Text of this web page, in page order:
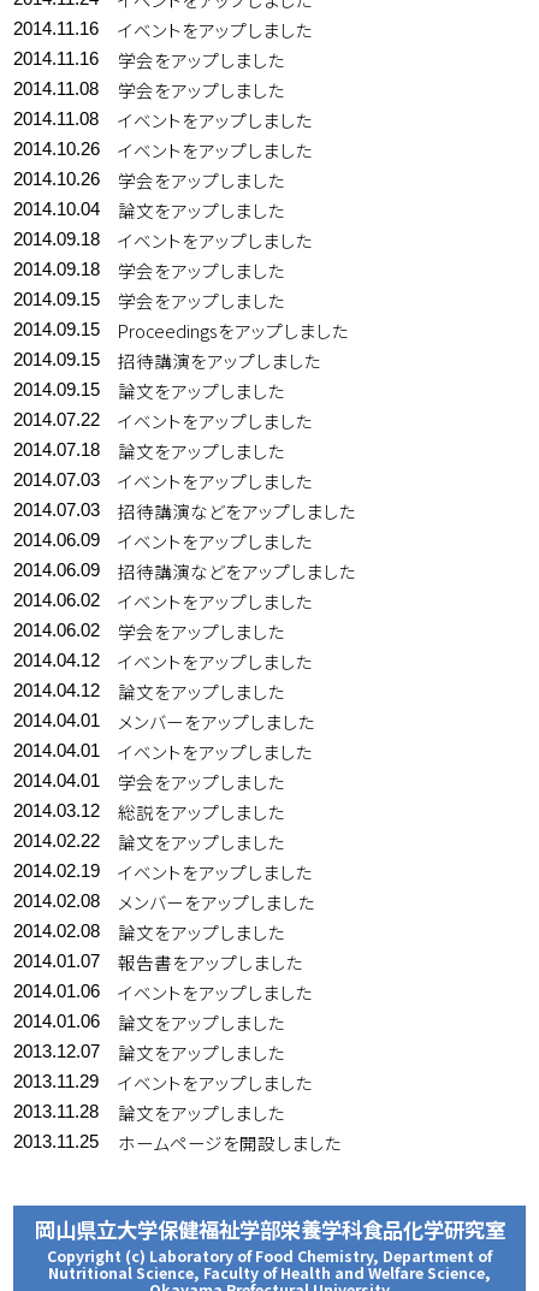
2014.11.16 イベントをアップしました
2014.11.16 学会をアップしました
2014.11.08 学会をアップしました
2014.11.08 イベントをアップしました
2014.10.26 イベントをアップしました
2014.10.26 学会をアップしました
2014.10.04 論文をアップしました
2014.09.18 イベントをアップしました
2014.09.18 学会をアップしました
2014.09.15 学会をアップしました
2014.09.15 Proceedingsをアップしました
2014.09.15 招待講演をアップしました
2014.09.15 論文をアップしました
2014.07.22 イベントをアップしました
2014.07.18 論文をアップしました
2014.07.03 イベントをアップしました
2014.07.03 招待講演などをアップしました
2014.06.09 イベントをアップしました
2014.06.09 招待講演などをアップしました
2014.06.02 イベントをアップしました
2014.06.02 学会をアップしました
2014.04.12 イベントをアップしました
2014.04.12 論文をアップしました
2014.04.01 メンバーをアップしました
2014.04.01 イベントをアップしました
2014.04.01 学会をアップしました
2014.03.12 総説をアップしました
2014.02.22 論文をアップしました
2014.02.19 イベントをアップしました
2014.02.08 メンバーをアップしました
2014.02.08 論文をアップしました
2014.01.07 報告書をアップしました
2014.01.06 イベントをアップしました
2014.01.06 論文をアップしました
2013.12.07 論文をアップしました
2013.11.29 イベントをアップしました
2013.11.28 論文をアップしました
2013.11.25 ホームページを開設しました
岡山県立大学保健福祉学部栄養学科食品化学研究室
Copyright (c) Laboratory of Food Chemistry, Department of
Nutritional Science, Faculty of Health and Welfare Science,